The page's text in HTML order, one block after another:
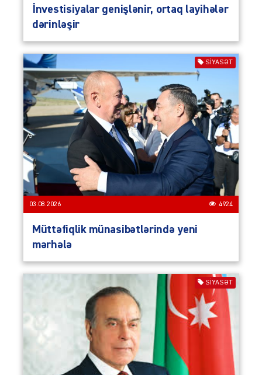
İnvestisiyalar genişlənir, ortaq layihələr
dərinləşir
SIYASƏT
03.08.2026 4924
Müttəfiqlik münasibətlərində yeni
mərhələ
SIYASƏT